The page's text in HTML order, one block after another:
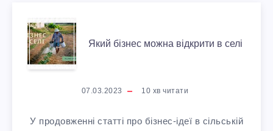
Г
О
М
О
С
О
Я
К
Й
Який бізнес можна відкрити в селі
07.03.2023 10 хв читати
У продовженні статті про бізнес-ідеї в сільській